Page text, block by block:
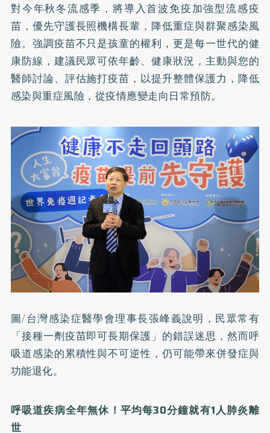
對今年秋冬流感季，將導入首波免疫加強型流感疫
苗，優先守護長照機構長輩，降低重症與群聚感染風
險。強調疫苗不只是孩童的權利，更是每一世代的健
康防線，建議民眾可依年齡、健康狀況，主動與您的
醫師討論、評估施打疫苗，以提升整體保護力，降低
感染與重症風險，從疫情應變走向日常預防。
圖/台灣感染症醫學會理事長張峰義說明，民眾常有
「接種一劑疫苗即可長期保護」的錯誤迷思，然而呼
吸道感染的累積性與不可逆性，仍可能帶來併發症與
功能退化。
呼吸道疾病全年無休！平均每30分鐘就有1人肺炎離
世